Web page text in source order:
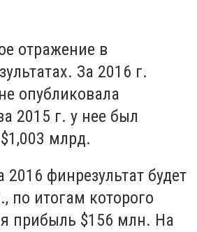
отражение в
За 2016 г.
опубликовала
2015 г. у нее был
млрд.
2016 финрезультат будет
по итогам которого
прибыль $156 млн. На